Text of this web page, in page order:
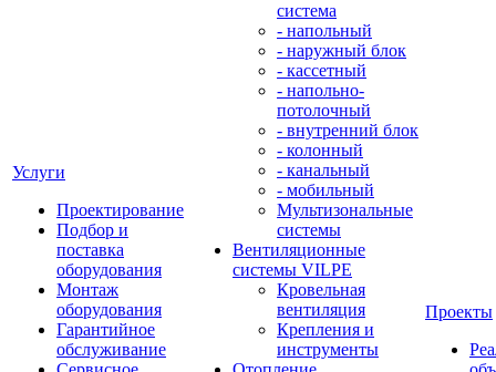
Услуги
Проектирование
Подбор и
поставка
оборудования
Монтаж
оборудования
Гарантийное
обслуживание
система
- напольный
- наружный блок
- кассетный
- напольно-
потолочный
- внутренний блок
- колонный
- канальный
- мобильный
Мультизональные
системы
Вентиляционные
системы VILPE
Кровельная
вентиляция
Крепления и
инструменты
Проекты